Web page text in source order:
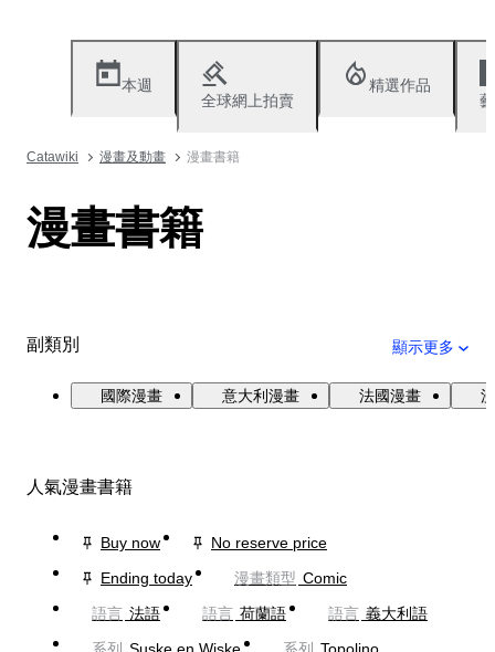
本週
全球網上拍賣
精選作品
Catawiki 漫畫及動畫 漫畫書籍
漫畫書籍
副類別 顯示更多
國際漫畫 意大利漫畫 法國漫畫
人氣漫畫書籍
Buy now
No reserve price
Ending today
漫畫類型 Comic
語言 法語 語言 荷蘭語 語言 義大利語